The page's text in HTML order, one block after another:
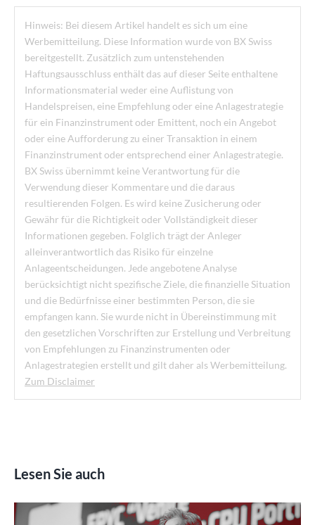
Hinweis: Bei diesem Artikel handelt es sich um eine
Werbemitteilung. Diese Information wurde von BX Swiss
bereitgestellt. Zusätzlich zum untenstehenden
Haftungsausschluss enthält das auf dieser Seite enthaltene
Informationsmaterial weder eine Auflistung von
Handelspreisen, eine Empfehlung oder eine Anlagestrategie
für ein Finanzinstrument oder Emittent, noch ein Angebot
oder eine Aufforderung zu einer Transaktion in einem
Finanzinstrument oder entsprechend einer Anlagestrategie.
BX Swiss übernimmt keine Verantwortung für die
Verwendung dieser Kommentare und die daraus
resultierenden Folgen. Es wird keine Zusicherung oder
Gewähr für die Richtigkeit oder Vollständigkeit dieser
Informationen gegeben. Folglich trägt der Anleger
alleinverantwortlich das Risiko für einzelne
Anlageentscheidungen. Jede angebotene Analyse
berücksichtigt nicht spezifische Ziele, die finanzielle Situation
und die Bedürfnisse einer bestimmten Person, die sie
empfangen kann. Sie wurde nicht in Übereinstimmung mit
den gesetzlichen Vorschriften zur Erstellung und Verbreitung
von Empfehlungen zu Finanzinstrumenten oder
Anlagestrategien erstellt und gilt daher als Werbemitteilung.
Zum Disclaimer
Lesen Sie auch